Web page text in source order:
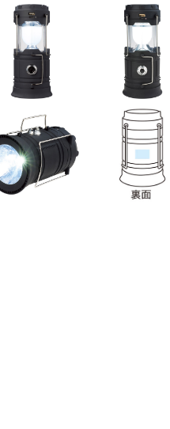
生衣類（ポリエステル、ナイロン
ン
付箋
無し 付箋
ー付 付箋
付箋
付箋
付箋
テリー
器具、雑貨）
トルティッシュ